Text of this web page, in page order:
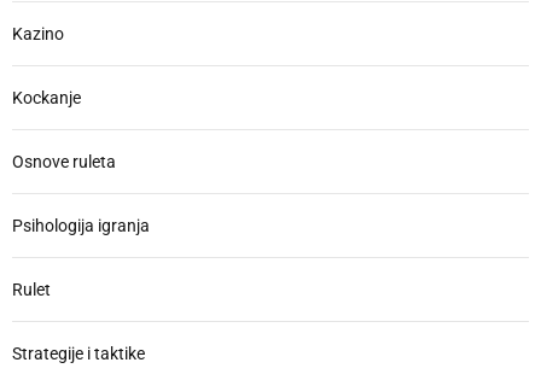
o
n
:Kazino
Kockanje
Osnove ruleta
Psihologija igranja
Rulet
Strategije i taktike